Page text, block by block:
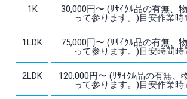
1K
30,000円〜 (ﾘｻｲｸﾙ品の有無、
って参ります。)目安作業時
1LDK
75,000円〜 (ﾘｻｲｸﾙ品の有無、
って参ります。)目安時間時
2LDK
120,000円〜 (ﾘｻｲｸﾙ品の有無、
って参ります。)目安作業時